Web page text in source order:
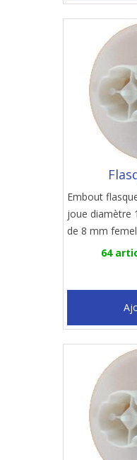
Embout
joue diamètre
de 8 mm
64